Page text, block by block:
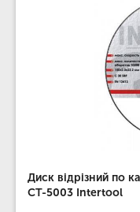
Диск відрізний по
CT-5003 Intertool